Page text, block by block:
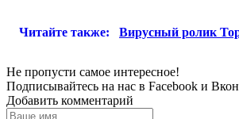
Читайте также: Вирусный ролик
Не пропусти самое интересное!
Подписывайтесь на нас в Facebook и
Добавить комментарий